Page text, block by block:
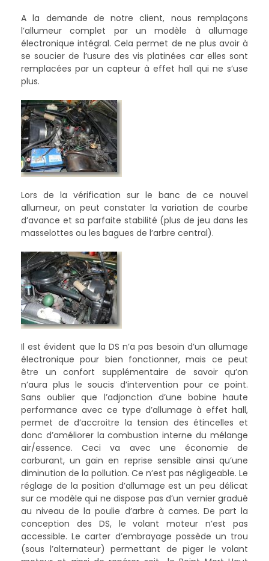
A la demande de notre client, nous remplaçons
l’allumeur complet par un modèle à allumage
électronique intégral. Cela permet de ne plus avoir à
se soucier de l’usure des vis platinées car elles sont
remplacées par un capteur à effet hall qui ne s’use
plus.
Lors de la vérification sur le banc de ce nouvel
allumeur, on peut constater la variation de courbe
d’avance et sa parfaite stabilité (plus de jeu dans les
masselottes ou les bagues de l’arbre central).
Il est évident que la DS n’a pas besoin d’un allumage
électronique pour bien fonctionner, mais ce peut
être un confort supplémentaire de savoir qu’on
n’aura plus le soucis d’intervention pour ce point.
Sans oublier que l’adjonction d’une bobine haute
performance avec ce type d’allumage à effet hall,
permet de d’accroitre la tension des étincelles et
donc d’améliorer la combustion interne du mélange
air/essence. Ceci va avec une économie de
carburant, un gain en reprise sensible ainsi qu’une
diminution de la pollution. Ce n’est pas négligeable. Le
réglage de la position d’allumage est un peu délicat
sur ce modèle qui ne dispose pas d’un vernier gradué
au niveau de la poulie d’arbre à cames. De part la
conception des DS, le volant moteur n’est pas
accessible. Le carter d’embrayage possède un trou
(sous l’alternateur) permettant de piger le volant